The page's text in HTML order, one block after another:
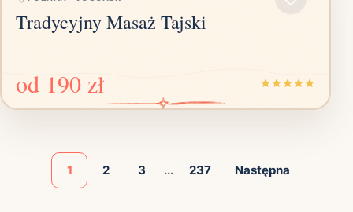
Tradycyjny Masaż Tajski
od 190 zł
1 2 3 ... 237 Następna